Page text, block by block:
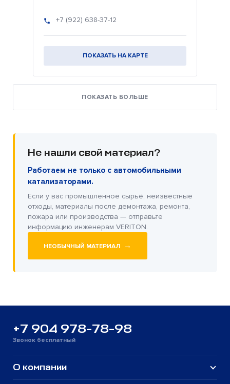
+7 (922) 638-37-12
ПОКАЗАТЬ НА КАРТЕ
ПОКАЗАТЬ БОЛЬШЕ
Не нашли свой материал?
Работаем не только с автомобильными
катализаторами.
Если у вас промышленное сырьё, неизвестные
отходы, материалы после демонтажа, ремонта,
пожара или производства — отправьте
информацию инженерам VERITON.
НЕОБЫЧНЫЙ МАТЕРИАЛ →
+7 904 978-78-98
Звонок бесплатный
О компании